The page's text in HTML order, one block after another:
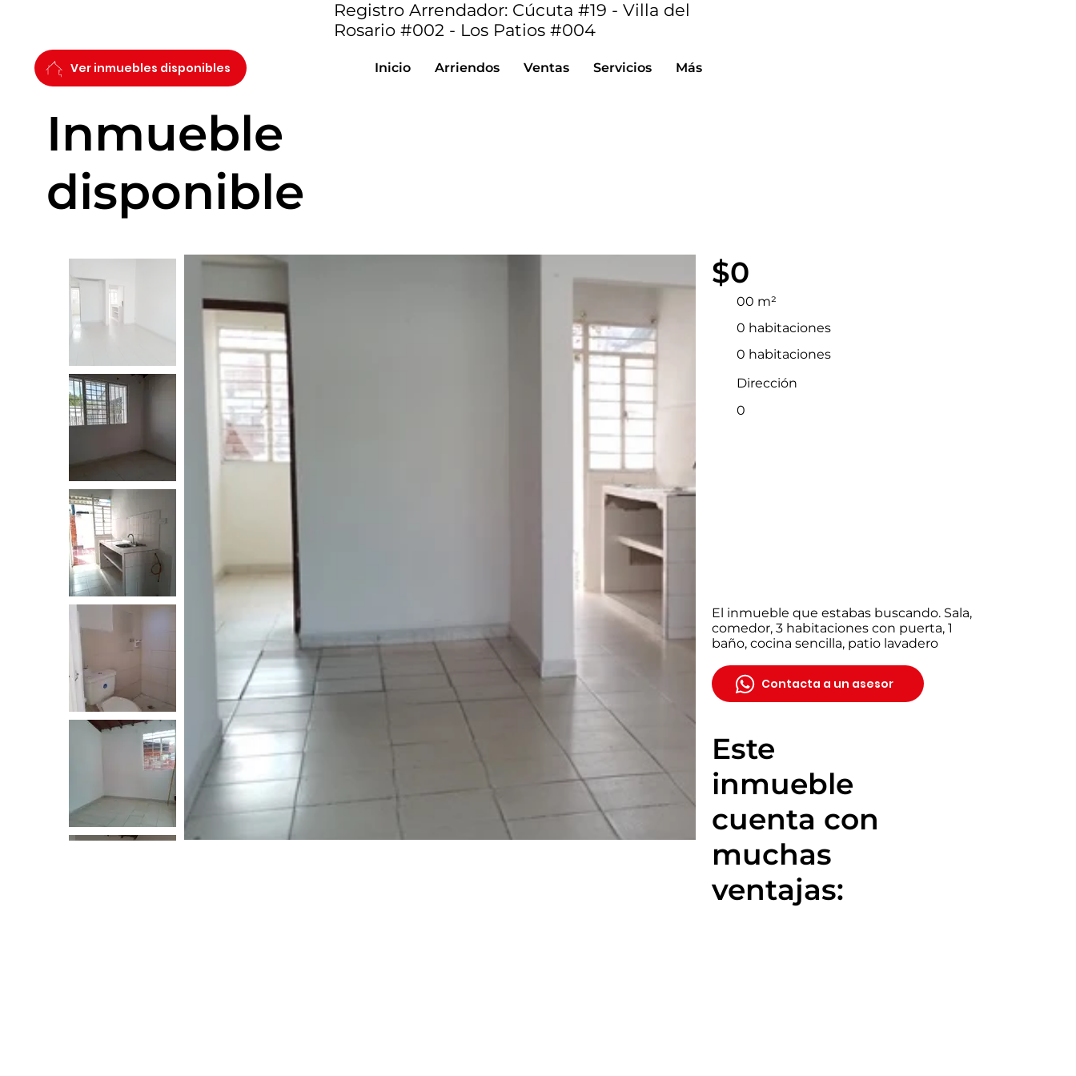
Ver inmuebles disponibles Inicio Arriendos Ventas Servicios Más
Registro Arrendador: Cúcuta #19 - Villa del
Rosario #002 - Los Patios #004
Inmueble
disponible
$0
0 habitaciones
0 habitaciones
00 m²
Dirección
0
El inmueble que estabas buscando. Sala,
comedor, 3 habitaciones con puerta, 1
baño, cocina sencilla, patio lavadero
Contacta a un asesor
Este
inmueble
cuenta con
muchas
ventajas: